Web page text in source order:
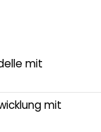
mit
mit